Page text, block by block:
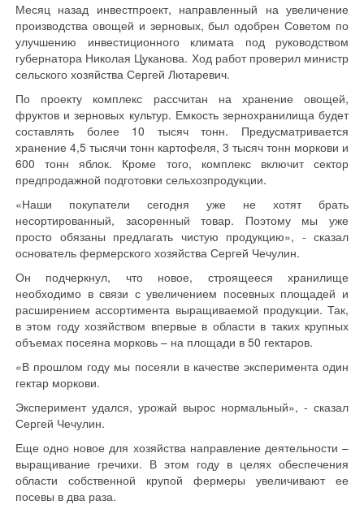
Месяц назад инвестпроект, направленный на увеличение
производства овощей и зерновых, был одобрен Советом по
улучшению инвестиционного климата под руководством
губернатора Николая Цуканова. Ход работ проверил министр
сельского хозяйства Сергей Лютаревич.
По проекту комплекс рассчитан на хранение овощей,
фруктов и зерновых культур. Емкость зернохранилища будет
составлять более 10 тысяч тонн. Предусматривается
хранение 4,5 тысячи тонн картофеля, 3 тысяч тонн моркови и
600 тонн яблок. Кроме того, комплекс включит сектор
предпродажной подготовки сельхозпродукции.
«Наши покупатели сегодня уже не хотят брать
несортированный, засоренный товар. Поэтому мы уже
просто обязаны предлагать чистую продукцию», - сказал
основатель фермерского хозяйства Сергей Чечулин.
Он подчеркнул, что новое, строящееся хранилище
необходимо в связи с увеличением посевных площадей и
расширением ассортимента выращиваемой продукции. Так,
в этом году хозяйством впервые в области в таких крупных
объемах посеяна морковь – на площади в 50 гектаров.
«В прошлом году мы посеяли в качестве эксперимента один
гектар моркови.
Эксперимент удался, урожай вырос нормальный», - сказал
Сергей Чечулин.
Еще одно новое для хозяйства направление деятельности –
выращивание гречихи. В этом году в целях обеспечения
области собственной крупой фермеры увеличивают ее
посевы в два раза.